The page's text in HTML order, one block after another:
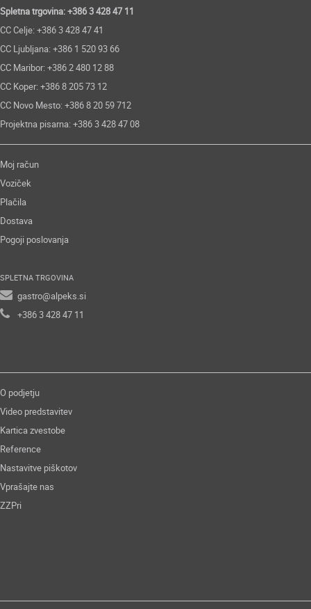
Spletna trgovina: +386 3 428 47 11
CC Celje: +386 3 428 47 41
CC Ljubljana: +386 1 520 93 66
CC Maribor: +386 2 480 12 88
CC Koper: +386 8 205 73 12
CC Novo Mesto: +386 8 20 59 712
Projektna pisarna: +386 3 428 47 08
Moj račun
Voziček
Plačila
Dostava
Pogoji poslovanja
SPLETNA TRGOVINA
gastro@alpeks.si
+386 3 428 47 11
O podjetju
Video predstavitev
Kartica zvestobe
Reference
Nastavitve piškotov
Vprašajte nas
ZZPri